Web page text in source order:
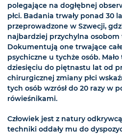
polegające na dogłębnej
płci. Badania trwały ponad 30
przeprowadzone w Szwecji,
najbardziej przychylna osobom
Dokumentują one trwające
psychiczne u tychże osób.
dziesięciu do piętnastu lat od
chirurgicznej zmiany płci
tych osób wzrósł do 20 razy w
rówieśnikami.
Człowiek jest z natury
techniki oddały mu do